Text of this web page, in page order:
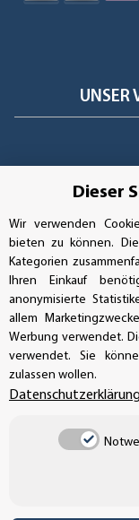
UNSER
* Alle
Dieser
Wir verwenden
bieten zu können.
Kategorien
Ihren Einkauf
anonymisierte
allem
Werbung verwendet.
verwendet. Sie
zulassen wollen.